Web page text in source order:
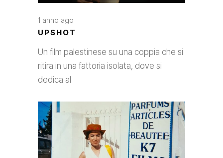
1 anno ago
UPSHOT
Un film palestinese su una coppia che si
ritira in una fattoria isolata, dove si
dedica al